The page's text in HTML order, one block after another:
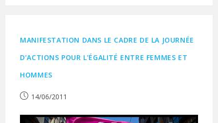
MANIFESTATION DANS LE CADRE DE LA JOURNÉE
D’ACTIONS POUR L’ÉGALITÉ ENTRE FEMMES ET
HOMMES
Publication
14/06/2011